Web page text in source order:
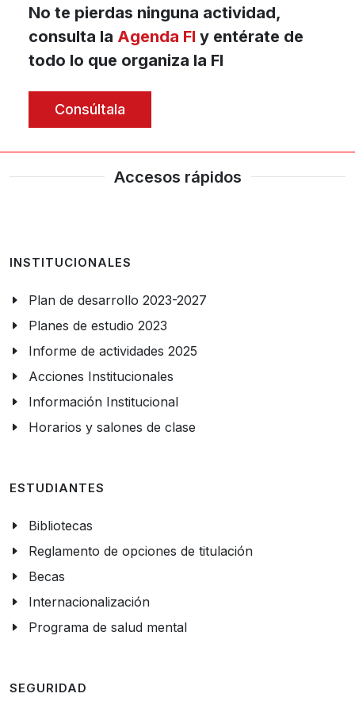
No te pierdas ninguna actividad,
consulta la Agenda FI y entérate de
todo lo que organiza la FI
Consúltala
Accesos rápidos
INSTITUCIONALES
Plan de desarrollo 2023-2027
Planes de estudio 2023
Informe de actividades 2025
Acciones Institucionales
Información Institucional
Horarios y salones de clase
ESTUDIANTES
Bibliotecas
Reglamento de opciones de titulación
Becas
Internacionalización
Programa de salud mental
SEGURIDAD